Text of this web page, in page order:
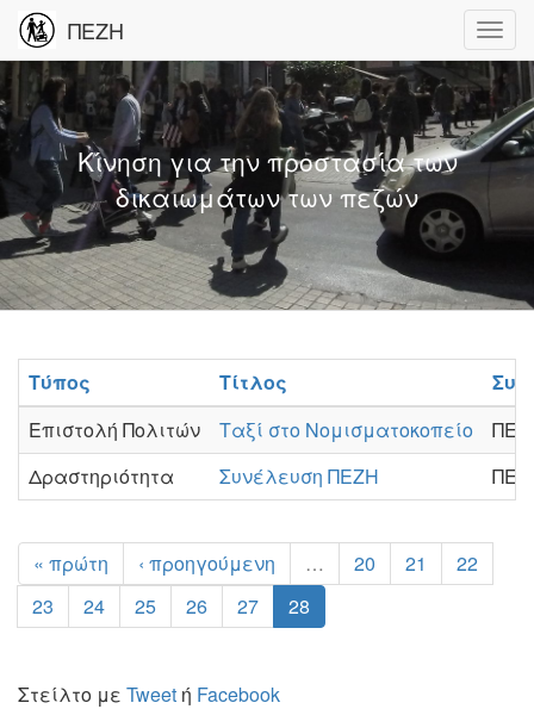
ΠΕΖΗ
Κίνηση για την προστασία των
δικαιωμάτων των πεζών
Τύπος Τίτλος
Επιστολή Πολιτών
Ταξί στο Νομισματοκοπείο
Δραστηριότητα
Συνέλευση ΠΕΖΗ
« πρώτη ‹ προηγούμενη … 20 21
22
23
24 25 26 27 28
Στείλτο με Tweet ή Facebook